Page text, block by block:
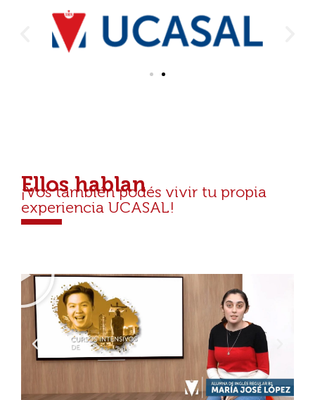
Ellos hablan
¡Vos también podés vivir tu propia
experiencia UCASAL!